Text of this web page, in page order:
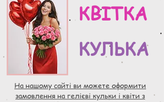
КВІТКА
КУЛЬКА
На нашому сайті ви можете оформити
замовлення на гелієві кульки і квіти з